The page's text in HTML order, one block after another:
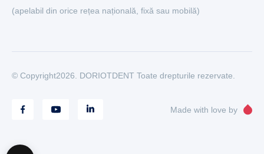
(apelabil din orice rețea națională, fixă sau mobilă)
© Copyright2026. DORIOTDENT Toate drepturile rezervate.
Made with love by